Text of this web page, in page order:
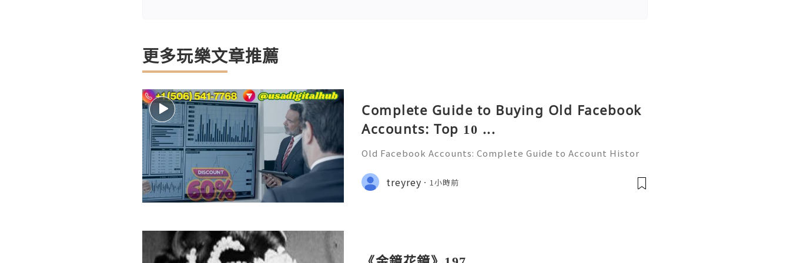
更多玩樂文章推薦
Complete Guide to Buying Old Facebook
Accounts: Top 10 ...
Old Facebook Accounts: Complete Guide to Account Histor
t & Reliable 24/7 Customer Support 💫💎💲💫🌐✨💎WhatsApp
:+1 (506) 541-7768 💫💎💲💫🌐✨💎Telegram: @us
treyrey 1小時前